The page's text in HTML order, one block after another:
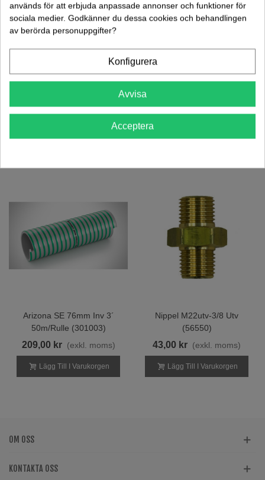
Vikt: 0.00 kg
Lägg Till I Jämförelsen 0
Mer information
Datablad
Arizona SE 76mm Inv 3´
50m/rulle (301003)
209,00 kr (exkl. moms)
Lägg Till I Varukorgen
Nippel M22utv-3/8 Utv
(56550)
43,00 kr (exkl. moms)
Lägg Till I Varukorgen
OM OSS
KONTAKTA OSS
används för att erbjuda anpassade annonser och funktioner för
sociala medier. Godkänner du dessa cookies och behandlingen
av berörda personuppgifter?
Konfigurera
Avvisa
Acceptera